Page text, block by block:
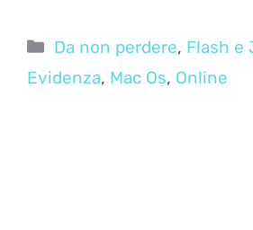
Categorie
Da non perdere, Flash e
Evidenza, Mac Os, Online